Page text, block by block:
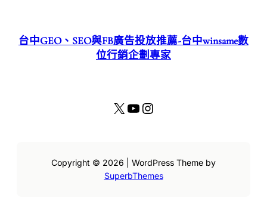
台中GEO、SEO與FB廣告投放推薦-台中winsame數
位行銷企劃專家
X YouTube Instagram
Copyright © 2026 | WordPress Theme by
SuperbThemes